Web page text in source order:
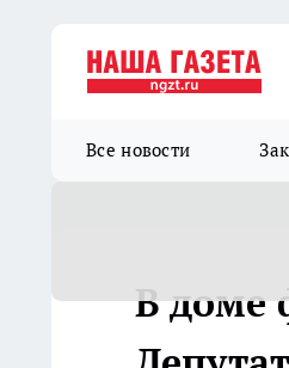
Все новости
В доме